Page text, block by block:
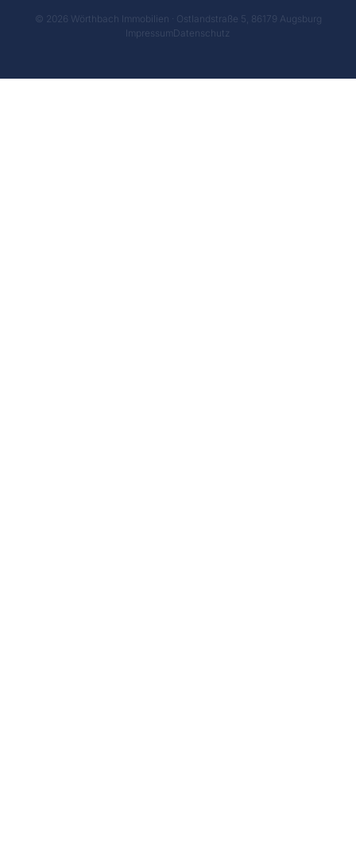
© 2026 Wörthbach Immobilien · Ostlandstraße 5, 86179 Augsburg
ImpressumDatenschutz